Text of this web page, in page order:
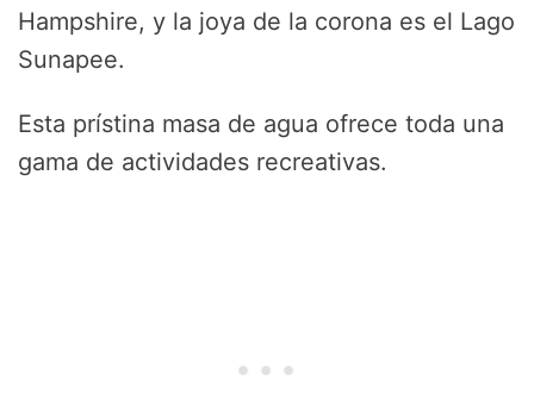
Hampshire, y la joya de la corona es el Lago
Sunapee.
Esta prístina masa de agua ofrece toda una
gama de actividades recreativas.